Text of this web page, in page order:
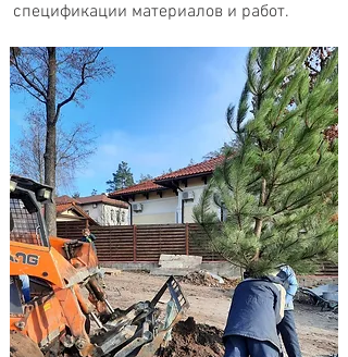
спецификации материалов и работ.